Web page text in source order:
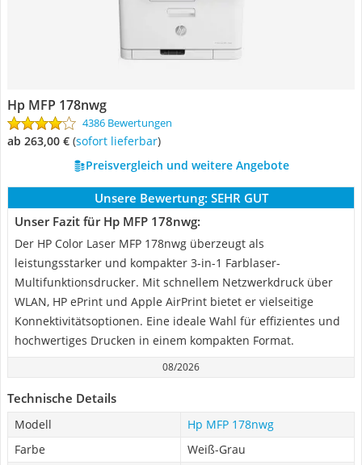
Hp MFP 178nwg
4386 Bewertungen
ab 263,00 € ( Sofort lieferbar)
Preisvergleich und weitere Angebote
Unsere Bewertung: SEHR GUT
Unser Fazit für Hp MFP 178nwg:
Der HP Color Laser MFP 178nwg überzeugt als
leistungsstarker und kompakter 3-in-1 Farblaser-
Multifunktionsdrucker. Mit schnellem Netzwerkdruck über
WLAN, HP ePrint und Apple AirPrint bietet er vielseitige
Konnektivitätsoptionen. Eine ideale Wahl für effizientes und
hochwertiges Drucken in einem kompakten Format.
08/2026
Technische Details
Modell
Hp MFP 178nwg
Farbe
Weiß-Grau